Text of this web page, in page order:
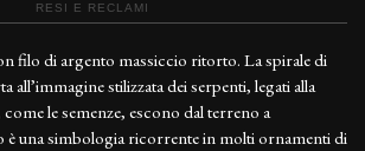
RESI E RECLAMI
filo di argento massiccio ritorto. La spirale di
all’immagine stilizzata dei serpenti, legati alla
le semenze, escono dal terreno a
è una simbologia ricorrente in molti ornamenti di